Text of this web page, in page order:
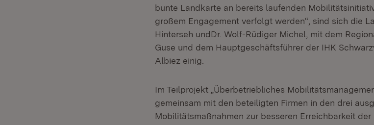
bunte Landkarte an bereits laufenden
großem Engagement verfolgt werden“, sind sich die
Hinterseh undDr. Wolf-Rüdiger Michel, mit dem
Guse und dem Hauptgeschäftsführer der IHK
Albiez einig.
Im Teilprojekt „Überbetriebliches
gemeinsam mit den beteiligten Firmen in den drei
Mobilitätsmaßnahmen zur besseren Erreichbarkeit